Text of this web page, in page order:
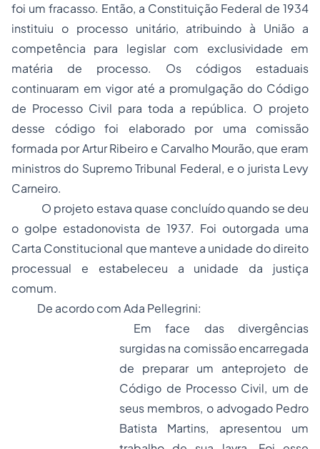
foi um fracasso. Então, a Constituição Federal de 1934
instituiu o processo unitário, atribuindo à União a
competência para legislar com exclusividade em
matéria de processo. Os códigos estaduais
continuaram em vigor até a promulgação do Código
de Processo Civil para toda a república. O projeto
desse código foi elaborado por uma comissão
formada por Artur Ribeiro e Carvalho Mourão, que eram
ministros do Supremo Tribunal Federal, e o jurista Levy
Carneiro.
O projeto estava quase concluído quando se deu
o golpe estadonovista de 1937. Foi outorgada uma
Carta Constitucional que manteve a unidade do direito
processual e estabeleceu a unidade da justiça
comum.
De acordo com Ada Pellegrini:
Em face das divergências
surgidas na comissão encarregada
de preparar um anteprojeto de
Código de Processo Civil, um de
seus membros, o advogado Pedro
Batista Martins, apresentou um